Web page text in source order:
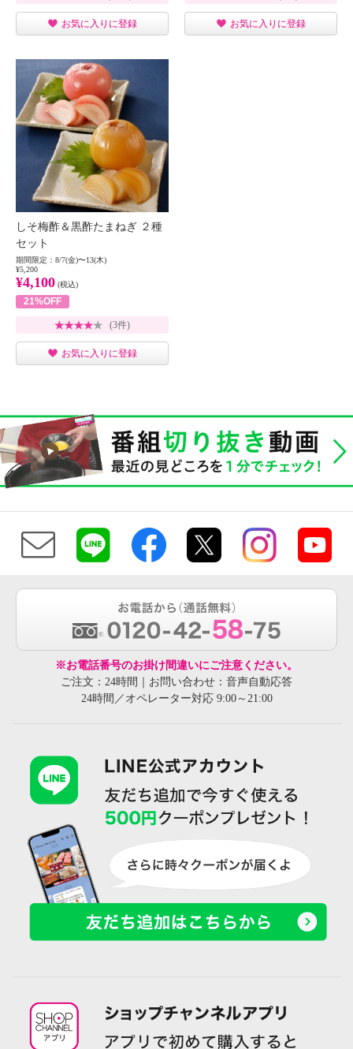
お気に入りに登録 お気に入りに登録
しそ梅酢＆黒酢たまねぎ ２種
セット
期間限定：8/7(金)〜13(木)
¥5,200
¥4,100 (税込)
21%OFF
(3件)
お気に入りに登録
※お電話番号のお掛け間違いにご注意ください。
ご注文：24時間｜お問い合わせ：音声自動応答
24時間／オペレーター対応 9:00～21:00